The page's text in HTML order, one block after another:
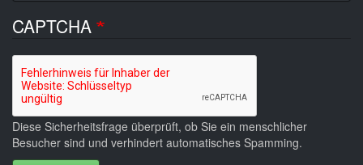
CAPTCHA
Diese Sicherheitsfrage überprüft, ob Sie ein menschlicher
Besucher sind und verhindert automatisches Spamming.